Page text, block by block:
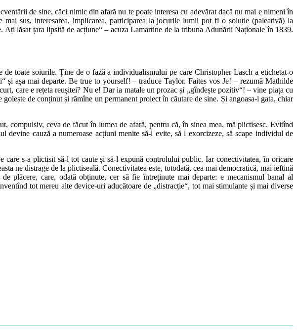
de sine, căci nimic din afară nu te poate interesa cu adevărat dacă nu mai e nimeni în
sus, interesarea, implicarea, participarea la jocurile lumii pot fi o soluție (paleativă) la
Ați lăsat țara lipsită de acțiune“ – acuza Lamartine de la tribuna Adunării Naționale în 1839.
toate soiurile. Ține de o fază a individualismului pe care Christopher Lasch a etichetat-o
așa mai departe. Be true to yourself! – traduce Taylor. Faites vos Je! – rezumă Mathilde
care e rețeta reușitei? Nu e! Dar ia matale un prozac și „gîndește pozitiv“! – vine piața cu
de conținut și rămîne un permanent proiect în căutare de sine. Și angoasa-i gata, chiar
ceva de făcut în lumea de afară, pentru că, în sinea mea, mă plictisesc. Evitînd
cauză a numeroase acțiuni menite să-l evite, să l exorcizeze, să scape individul de
s-a plictisit să-l tot caute și să-l expună controlului public. Iar conectivitatea, în oricare
ne distrage de la plictiseală. Conectivitatea este, totodată, cea mai democratică, mai ieftină
plăcere, care, odată obținute, cer să fie întreținute mai departe: e mecanismul banal al
tot mereu alte device-uri aducătoare de „distracție“, tot mai stimulante și mai diverse